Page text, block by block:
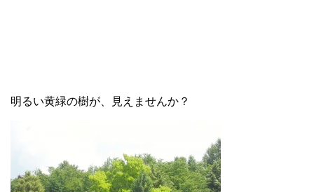
明るい黄緑の樹が、見えませんか？